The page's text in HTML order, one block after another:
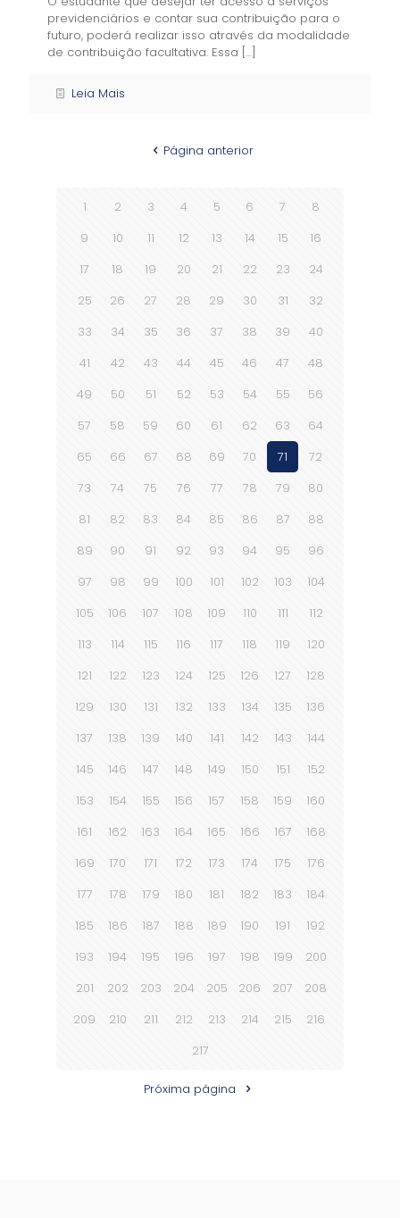
previdenciários e contar sua contribuição para o
futuro, poderá realizar isso através da modalidade
de contribuição facultativa. Essa […]
Leia Mais
Página anterior
1 2 3 4 5 6 7
8
9
10 11 12 13 14 15
16
17
18 19 20 21 22 23
24
25
26 27 28 29 30 31
32
33
34 35 36 37 38 39
40
41
42 43 44 45 46 47
48
49
50 51 52 53 54 55
56
57
58 59 60 61 62 63
64
65
66 67 68 69 70 71
72
73
74 75 76 77 78 79
80
81
82 83 84 85 86 87
88
89
90 91 92 93 94 95
96
97
98 99 100 101 102 103
104
105
106 107 108 109 110 111
112
113
114 115 116 117 118 119
120
121
122 123 124 125 126 127
128
129
130 131 132 133 134 135
136
137
138 139 140 141 142 143
144
145
146 147 148 149 150 151
152
153
154 155 156 157 158 159
160
161
162 163 164 165 166 167
168
169
170 171 172 173 174 175
176
177
178 179 180 181 182 183
184
185
186 187 188 189 190 191
192
193
194 195 196 197 198 199
200
201
202 203 204 205 206 207
208
209
210 211 212 213 214 215
216
217
Próxima página